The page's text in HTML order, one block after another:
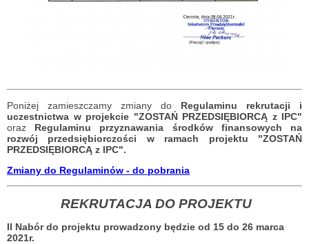
Poniżej zamieszczamy zmiany do Regulaminu rekrutacji i
uczestnictwa w projekcie "ZOSTAŃ PRZEDSIĘBIORCĄ z IPC"
oraz Regulaminu przyznawania środków finansowych na
rozwój przedsiębiorczości w ramach projektu "ZOSTAŃ
PRZEDSIĘBIORCĄ z IPC".
Zmiany do Regulaminów - do pobrania
REKRUTACJA DO PROJEKTU
II Nabór do projektu prowadzony będzie od 15 do 26 marca
2021r.